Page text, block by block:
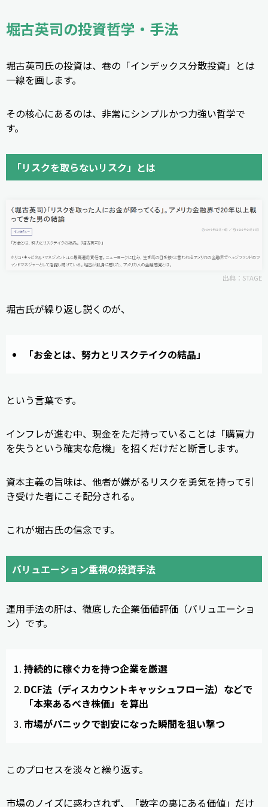
堀古英司の投資哲学・手法
堀古英司氏の投資は、巷の「インデックス分散投資」とは
一線を画します。
その核心にあるのは、非常にシンプルかつ力強い哲学で
す。
「リスクを取らないリスク」とは
出典： STAGE
堀古氏が繰り返し説くのが、
「お金とは、努力とリスクテイクの結晶」
という言葉です。
インフレが進む中、現金をただ持っていることは「購買力
を失うという確実な危機」を招くだけだと断言します。
資本主義の旨味は、他者が嫌がるリスクを勇気を持って引
き受けた者にこそ配分される。
これが堀古氏の信念です。
バリュエーション重視の投資手法
運用手法の肝は、徹底した企業価値評価（バリュエーショ
ン）です。
持続的に稼ぐ力を持つ企業を厳選
DCF法（ディスカウントキャッシュフロー法）などで
「本来あるべき株価」を算出
市場がパニックで割安になった瞬間を狙い撃つ
このプロセスを淡々と繰り返す。
市場のノイズに惑わされず、「数字の裏にある価値」だけ